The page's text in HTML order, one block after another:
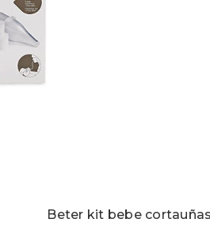
Beter kit bebe